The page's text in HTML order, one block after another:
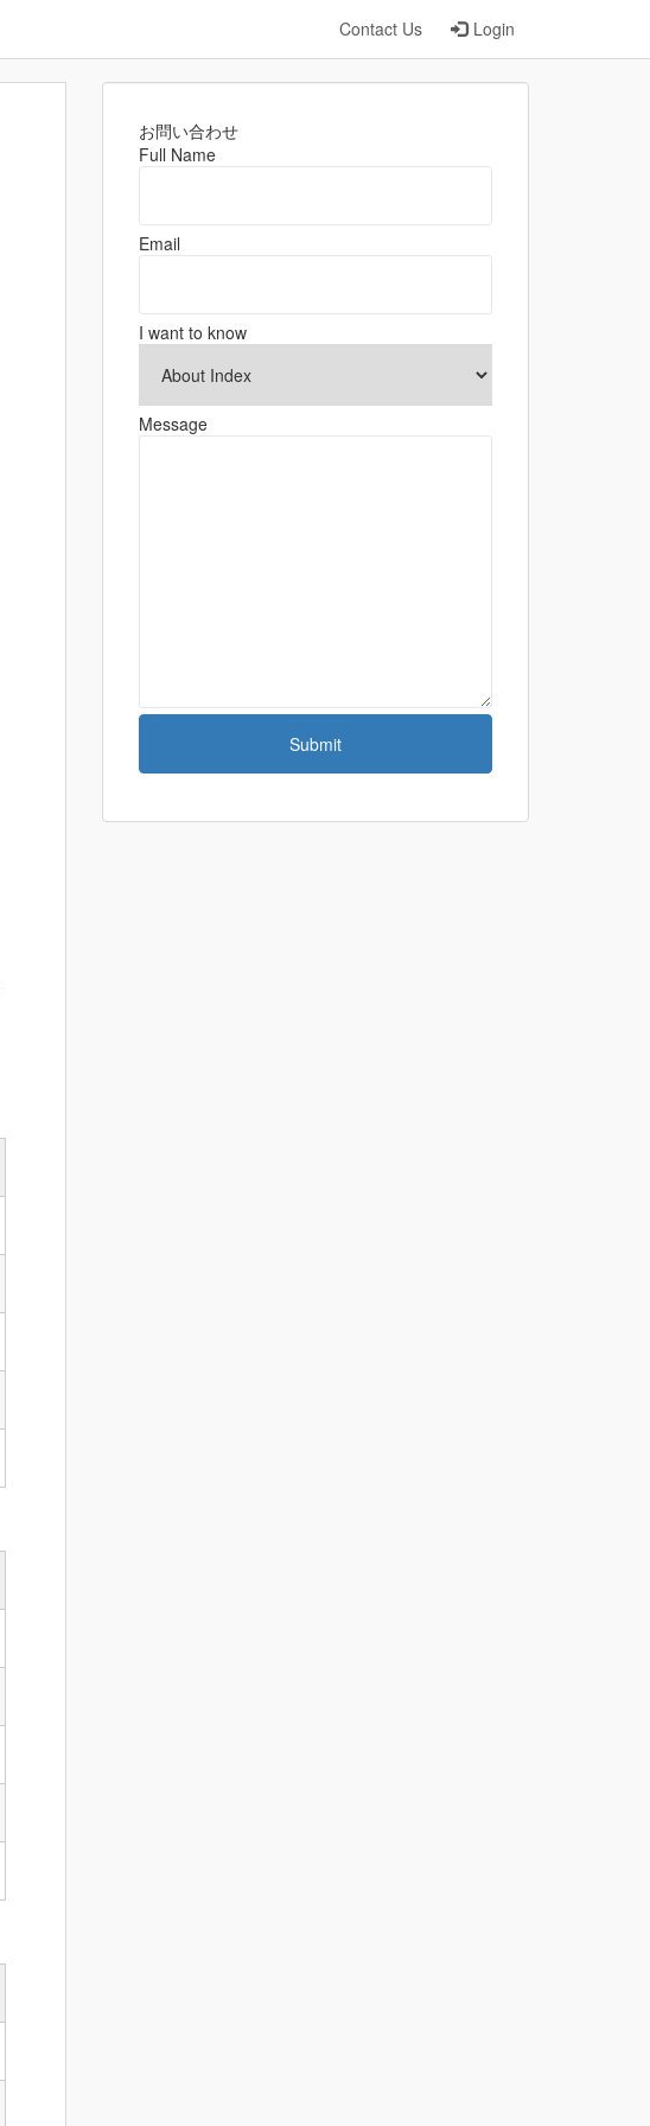
Contact Us Login
お問い合わせ
Full Name
Email
I want to know
Message